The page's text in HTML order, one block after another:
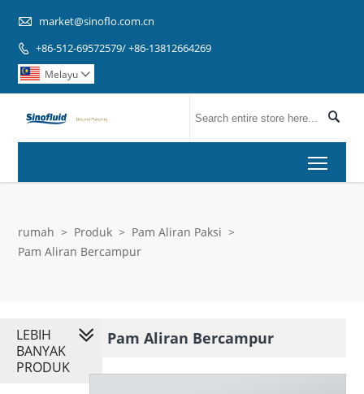
 market@sinoflo.com.cn
 +86-512-69572579/ +86-13812664269
Melayu 

rumah > Produk > Pam Aliran Paksi >
Pam Aliran Bercampur
Pam Aliran Bercampur
LEBIH
BANYAK
PRODUK